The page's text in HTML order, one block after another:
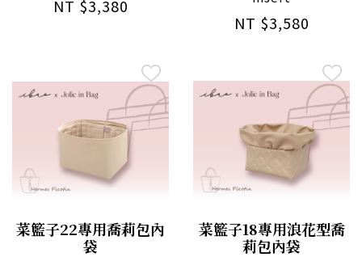
NT $3,380
NT $3,580
菜籃子22專用喬莉包內
袋
菜籃子18專用浪花型喬
莉包內袋